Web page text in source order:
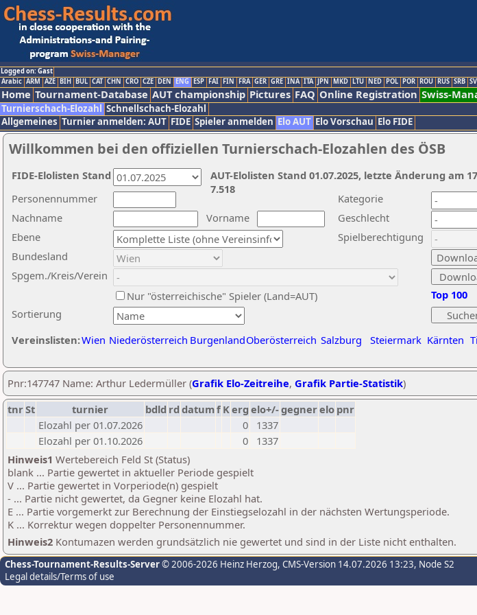
Logged on: Gast
Arabic ARM AZE BIH BUL CAT CHN CRO CZE DEN ENG ESP FAI FIN FRA GER GRE INA ITA JPN MKD LTU NED POL POR ROU RUS SRB
Home Tournament-Database AUT championship Pictures FAQ Online Registration Swiss-
Turnierschach-Elozahl Schnellschach-Elozahl
Allgemeines Turnier anmelden: AUT FIDE Spieler anmelden Elo AUT Elo Vorschau Elo FIDE
Willkommen bei den offiziellen Turnierschach-Elozahlen des ÖSB
Nachname
Vorname
Ebene
Kategorie
Sortierung
Personennummer
Bundesland
Spgem./Kreis/Verein
Geschlecht
Nur "österreichische" Spieler (Land=AUT)
Spielberechtigung
Vereinslisten:Wien Niederösterreich BurgenlandOberösterreich Salzburg Steiermark Kärnten
Top 100
AUT-Elolisten Stand 01.07.2025, letzte Änderung am
7.518
FIDE-Elolisten Stand
Pnr:147747 Name: Arthur Ledermüller (Grafik Elo-Zeitreihe, Grafik Partie-Statistik)
tnrSt turnier bdld rd datumf Kerg elo+/-gegnerelo pnr
Elozahl per 01.07.2026
0
1337
Elozahl per 01.10.2026
0
1337
Hinweis1 Wertebereich Feld St (Status)
blank ... Partie gewertet in aktueller Periode gespielt
V ... Partie gewertet in Vorperiode(n) gespielt
- ... Partie nicht gewertet, da Gegner keine Elozahl hat.
E ... Partie vorgemerkt zur Berechnung der Einstiegselozahl in der nächsten Wertungsperiode.
K ... Korrektur wegen doppelter Personennummer.
Hinweis2 Kontumazen werden grundsätzlich nie gewertet und sind in der Liste nicht enthalten.
Chess-Tournament-Results-Server© 2006-2026 Heinz Herzog, CMS-Version 14.07.2026 13:23, Node S2
Legal details/Terms of use